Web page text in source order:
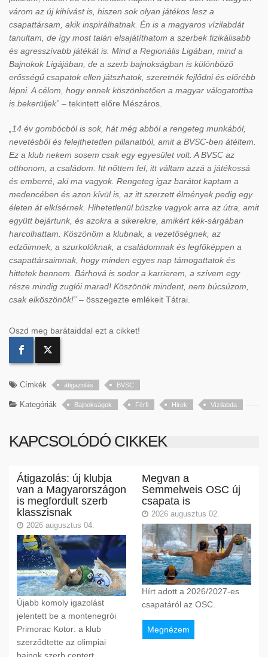
várom az új kihívást is, hiszen sok olyan játékos lesz a
csapattársam, akik inspirálhatnak. Én is a magyaros vízilabdát
tanultam, de így most talán elsajátíthatom a szerbek fizikálisabb
és agresszívabb játékát is. Mind a Regionális Ligában, mind a
Bajnokok Ligájában, de a szerb bajnokságban is különböző
erősségű csapatok ellen játszhatok, szeretnék fejlődni és előrébb
lépni. A célom, hogy ennek köszönhetően a magyar válogatottba
is bekerüljek” – tekintett előre Mészáros.
„14 év gombócból is sok, hát még abból a rengeteg munkából,
nevetésből és felejthetetlen pillanatból, amit a BVSC-ben átéltem.
Ez a klub nekem sosem csak egy egyesület volt. A BVSC az
otthonom, a családom. Itt nőttem fel, itt váltam azzá a játékossá
és emberré, aki ma vagyok. Rengeteg igaz barátot kaptam a
medencében és azon kívül is, az itt szerzett élmények pedig egy
életen át elkísérnek. Hihetetlenül büszke vagyok arra az útra, amit
együtt bejártunk, és azokra a sikerekre, amikért kék-sárgában
harcolhattam. Köszönöm a klubnak, a vezetőségnek, az
edzőimnek, a szurkolóknak, a családomnak és legfőképpen a
csapattársaimnak, hogy minden egyes nap támogattatok és
hittetek bennem. Bárhová is sodor a karrierem, a szívem egy
része mindig zuglói marad! Köszönök mindent, nem búcsúzom,
csak elköszönök!” – összegezte emlékeit Tátrai.
Oszd meg barátaiddal ezt a cikket!
Címkék átigazolás BVSC
Kategóriák Bajnokságok Férfi Hirek Vízilabda
KAPCSOLÓDÓ CIKKEK
Átigazolás: új klubja
van a Magyarországon
is megfordult szerb
klasszisnak
2026 augusztus 04.
Újabb komoly igazolást
jelentett be a montenegrói
Primorac Kotor: a klub
szerződtette az olimpiai
Megvan a
Semmelweis OSC új
csapata is
2026 augusztus 02.
Hírt adott a 2026/2027-es
csapatáról az OSC.
Megnézem